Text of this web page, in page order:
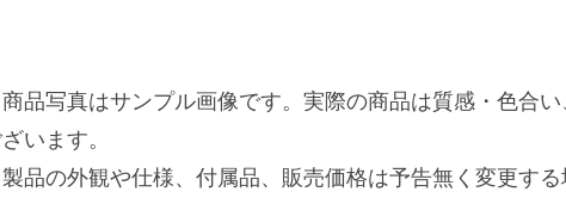
品写真はサンプル画像です。実際の商品は質感・色合
います。
品の外観や仕様、付属品、販売価格は予告無く変更する